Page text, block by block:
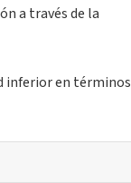
a través de la
inferior en términos